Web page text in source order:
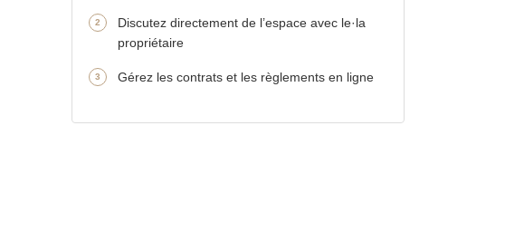
Discutez directement de l’espace avec le·la
propriétaire
Gérez les contrats et les règlements en ligne